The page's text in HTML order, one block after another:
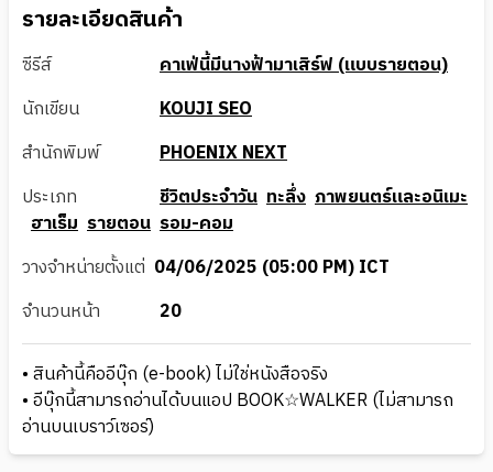
รายละเอียดสินค้า
ซีรีส์
คาเฟ่นี้มีนางฟ้ามาเสิร์ฟ (แบบรายตอน)
นักเขียน
KOUJI SEO
สำนักพิมพ์
PHOENIX NEXT
ประเภท
ชีวิตประจำวัน ทะลึ่ง ภาพยนตร์และอนิเมะ
ฮาเร็ม รายตอน รอม-คอม
วางจำหน่ายตั้งแต่ 04/06/2025 (05:00 PM) ICT
จำนวนหน้า
20
• สินค้านี้คืออีบุ๊ก (e-book) ไม่ใช่หนังสือจริง
• อีบุ๊กนี้สามารถอ่านได้บนแอป BOOK☆WALKER (ไม่สามารถ
อ่านบนเบราว์เซอร์)